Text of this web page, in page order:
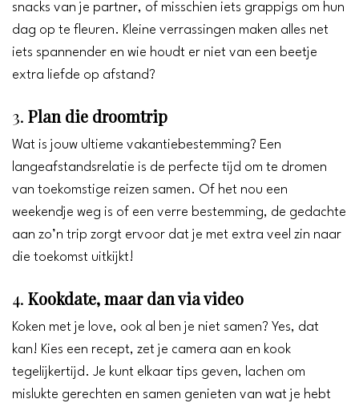
snacks van je partner, of misschien iets grappigs om hun
dag op te fleuren. Kleine verrassingen maken alles net
iets spannender en wie houdt er niet van een beetje
extra liefde op afstand?
3. Plan die droomtrip
Wat is jouw ultieme vakantiebestemming? Een
langeafstandsrelatie is de perfecte tijd om te dromen
van toekomstige reizen samen. Of het nou een
weekendje weg is of een verre bestemming, de gedachte
aan zo’n trip zorgt ervoor dat je met extra veel zin naar
die toekomst uitkijkt!
4. Kookdate, maar dan via video
Koken met je love, ook al ben je niet samen? Yes, dat
kan! Kies een recept, zet je camera aan en kook
tegelijkertijd. Je kunt elkaar tips geven, lachen om
mislukte gerechten en samen genieten van wat je hebt